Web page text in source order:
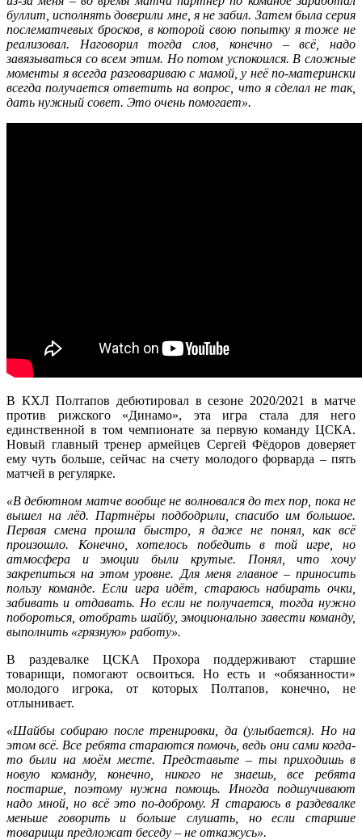
буллит, исполнять доверили мне, я не забил. Затем была серия
послематчевых бросков, в которой свою попытку я тоже не
реализовал. Наговорил тогда слов, конечно – всё, надо
завязываться со всем этим. Но потом успокоился. В сложные
моменты я всегда разговариваю с мамой, у неё по-матерински
всегда получается ответить на вопрос, что я сделал не так,
дать нужный совет. Это очень помогает».
В КХЛ Полтапов дебютировал в сезоне 2020/2021 в матче
против рижского «Динамо», эта игра стала для него
единственной в том чемпионате за первую команду ЦСКА.
Новый главный тренер армейцев Сергей Фёдоров доверяет
ему чуть больше, сейчас на счету молодого форварда – пять
матчей в регулярке.
«В дебютном матче вообще не волновался до тех пор, пока не
вышел на лёд. Партнёры подбодрили, спасибо им большое.
Первая смена прошла быстро, я даже не понял, как всё
произошло. Конечно, хотелось победить в той игре, но
атмосфера и эмоции были крутые. Понял, что хочу
закрепиться на этом уровне. Для меня главное – приносить
пользу команде. Если игра идёт, стараюсь набирать очки,
забивать и отдавать. Но если не получается, тогда нужно
побороться, отобрать шайбу, эмоционально завести команду,
выполнить «грязную» работу».
В раздевалке ЦСКА Прохора поддерживают старшие
товарищи, помогают освоиться. Но есть и «обязанности»
молодого игрока, от которых Полтапов, конечно, не
отлынивает.
«Шайбы собираю после тренировки, да (улыбается). Но на
этом всё. Все ребята стараются помочь, ведь они сами когда-
то были на моём месте. Представьте – ты приходишь в
новую команду, конечно, никого не знаешь, все ребята
постарше, поэтому нужна помощь. Иногда подшучивают
надо мной, но всё это по-доброму. Я стараюсь в раздевалке
меньше говорить и больше слушать, но если старшие
товарищи предложат беседу – не откажусь».